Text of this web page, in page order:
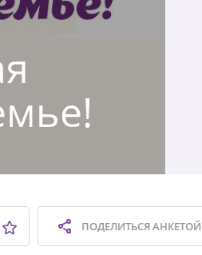
ПОДЕЛИТЬСЯАНКЕТОЙ